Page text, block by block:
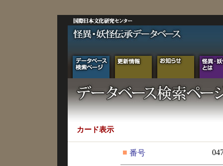
カード表示
■ 番号